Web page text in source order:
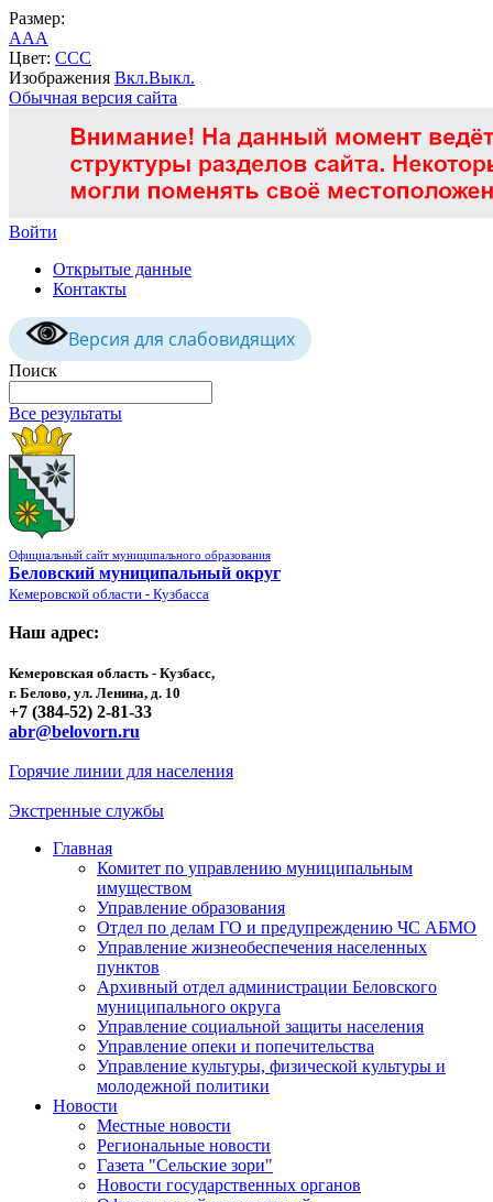
Размер:
AAA
Цвет: CCC
Изображения Вкл.Выкл.
Обычная версия сайта
Войти
Открытые данные
Контакты
Версия для слабовидящих
Поиск
Все результаты
Официальный сайт муниципального образования
Беловский муниципальный округ
Кемеровской области - Кузбасса
Наш адрес:
Кемеровская область - Кузбасс,
г. Белово, ул. Ленина, д. 10
+7 (384-52) 2-81-33
abr@belovorn.ru
Горячие линии для населения
Экстренные службы
Главная
Комитет по управлению муниципальным
имуществом
Управление образования
Отдел по делам ГО и предупреждению ЧС АБМО
Управление жизнеобеспечения населенных
пунктов
Архивный отдел администрации Беловского
муниципального округа
Управление социальной защиты населения
Управление опеки и попечительства
Управление культуры, физической культуры и
молодежной политики
Новости
Местные новости
Региональные новости
Газета "Сельские зори"
Новости государственных органов